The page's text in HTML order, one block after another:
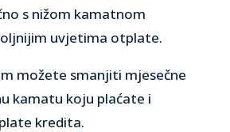
s nižom kamatnom
uvjetima otplate.
možete smanjiti mjesečne
kamatu koju plaćate i
kredita.